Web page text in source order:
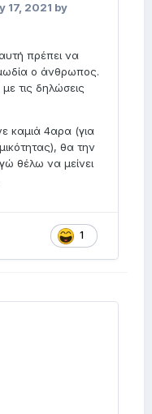
17, 2021 by
πρέπει να
ο άνθρωπος.
τις δηλώσεις
καμιά 4αρα (για
θα την
θέλω να μείνει
1